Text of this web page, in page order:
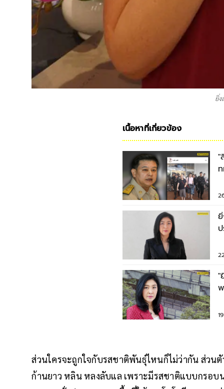
ยิ่
เนื้อหาที่เกี่ยวข้อง
"
"
ส่วนใครจะถูกใจกับรสชาติพันธุ์ไหนก็ไม่ว่ากัน ส่ว
ก้านยาว หลิน หลงลับแล เพราะมีรสชาติแบบกรอ